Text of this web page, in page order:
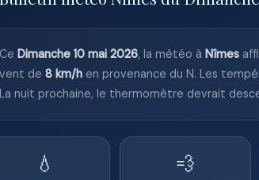
Ce Dimanche 10 mai 2026, la météo à Nîmes
vent de 8 km/h en provenance du N. Les
La nuit prochaine, le thermomètre devrait
💧 💨